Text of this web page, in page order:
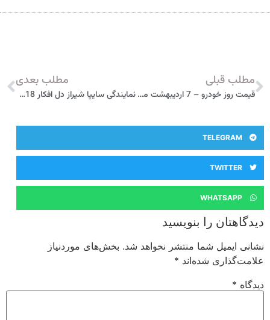
مطلب قبلی
قیمت روز خودرو – 7 اردیبهشت ماه 1399 (خودروهای پرتیراژ)
مطلب بعدی
نمایندگی سایپا شیراز دل افکار 5018
TELEGRAM
TWITTER
WHATSAPP
دیدگاهتان را بنویسید
نشانی ایمیل شما منتشر نخواهد شد. بخش‌های موردنیاز
علامت‌گذاری شده‌اند*
دیدگاه*